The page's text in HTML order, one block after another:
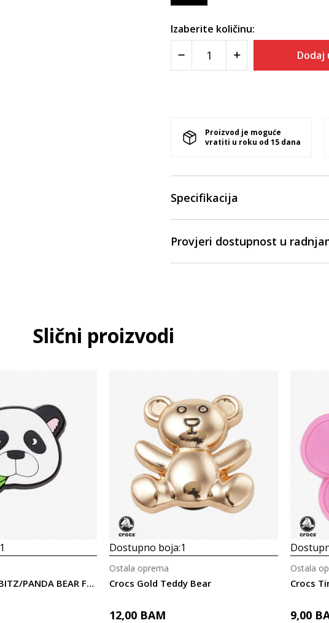
Izaberite količinu:
Dodaj
Proizvod je moguće
vratiti u roku od 15 dana
Specifikacija
Provjeri dostupnost u
Slični proizvodi
1
Crocs CROCS JIBBITZ/PANDA BEAR FACE
Dostupno boja:1
Crocs Gold Teddy Bear
Ostala oprema
12,00 BAM
Crocs
Ostala
9,00